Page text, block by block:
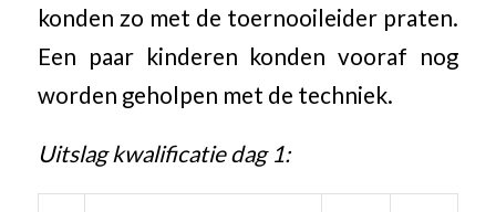
konden zo met de toernooileider praten.
Een paar kinderen konden vooraf nog
worden geholpen met de techniek.
Uitslag kwalificatie dag 1: